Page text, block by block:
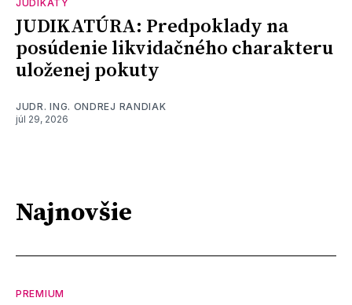
JUDIKÁTY
JUDIKATÚRA: Predpoklady na
posúdenie likvidačného charakteru
uloženej pokuty
JUDR. ING. ONDREJ RANDIAK
júl 29, 2026
Najnovšie
PREMIUM